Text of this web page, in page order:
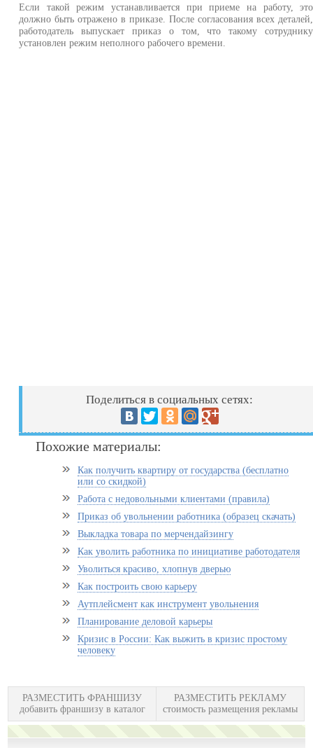
Если такой режим устанавливается при приеме на работу, это
должно быть отражено в приказе. После согласования всех деталей,
работодатель выпускает приказ о том, что такому сотруднику
установлен режим неполного рабочего времени.
Поделиться в социальных сетях:
Похожие материалы:
Как получить квартиру от государства (бесплатно
или со скидкой)
Работа с недовольными клиентами (правила)
Приказ об увольнении работника (образец скачать)
Выкладка товара по мерчендайзингу
Как уволить работника по инициативе работодателя
Уволиться красиво, хлопнув дверью
Как построить свою карьеру
Аутплейсмент как инструмент увольнения
Планирование деловой карьеры
Кризис в России: Как выжить в кризис простому
человеку
РАЗМЕСТИТЬ ФРАНШИЗУ
добавить франшизу в каталог
РАЗМЕСТИТЬ РЕКЛАМУ
стоимость размещения рекламы